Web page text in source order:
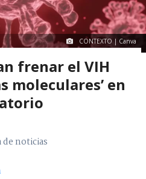
CONTEXTO | Canva
frenar el VIH
moleculares’ en
de noticias